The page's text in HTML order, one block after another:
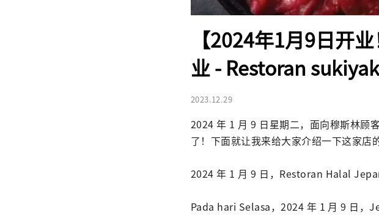
【2024年1月9日开
业 - Restoran
2023.12.29
2024 年 1 月 9 日星期二，面向穆斯林
了！下面就让我来给大家介绍一下这家店
2024 年 1 月 9 日，Restoran Halal
Pada hari Selasa，2024 年 1 月 9 日，